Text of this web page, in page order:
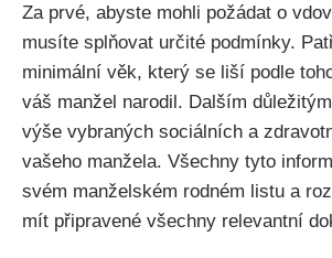
Za prvé, abyste mohli požádat o
musíte splňovat určité podmínky.
minimální věk, který se liší podle
váš manžel narodil. Dalším
výše vybraných sociálních a
vašeho manžela. Všechny tyto
svém manželském rodném listu a
mít připravené všechny relevantní